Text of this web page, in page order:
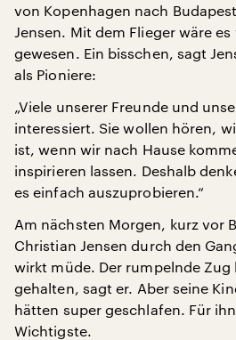
von Kopenhagen nach
Jensen. Mit dem Flieger wäre
gewesen. Ein bisschen, sagt
als Pioniere:
„Viele unserer Freunde und
interessiert. Sie wollen hören,
ist, wenn wir nach Hause
inspirieren lassen. Deshalb
es einfach auszuprobieren.“
Am nächsten Morgen, kurz vor
Christian Jensen durch den
wirkt müde. Der rumpelnde Zug
gehalten, sagt er. Aber seine
hätten super geschlafen. Für
Wichtigste.